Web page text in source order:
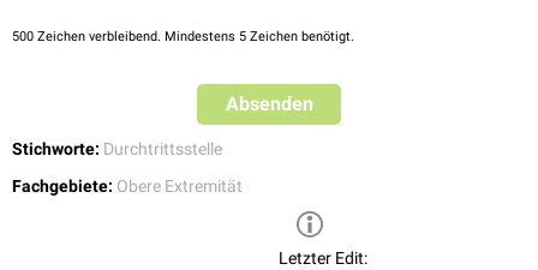
500 Zeichen verbleibend. Mindestens 5 Zeichen benötigt.
Absenden
Stichworte: Durchtrittsstelle
Fachgebiete: Obere Extremität
Letzter Edit: